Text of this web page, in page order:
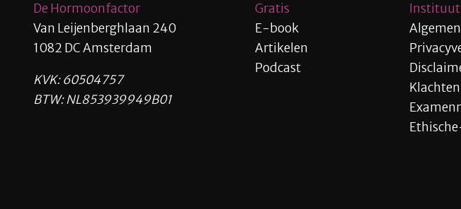
De Hormoonfactor
Van Leijenberghlaan 240
1082 DC Amsterdam
KVK: 60504757
BTW: NL853939949B01
Gratis
E-book
Artikelen
Podcast
Instituut